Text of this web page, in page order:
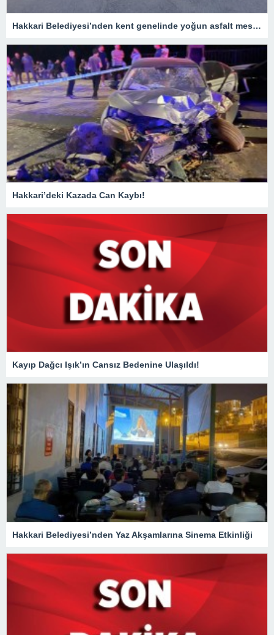
Hakkari Belediyesi’nden kent genelinde yoğun asfalt mesaisi
Hakkari’deki Kazada Can Kaybı!
Kayıp Dağcı Işık’ın Cansız Bedenine Ulaşıldı!
Hakkari Belediyesi’nden Yaz Akşamlarına Sinema Etkinliği